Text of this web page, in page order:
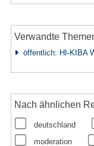
Verwandte
öffentlich: HI-KIBA
Nach ähnlichen
deutschland
moderation